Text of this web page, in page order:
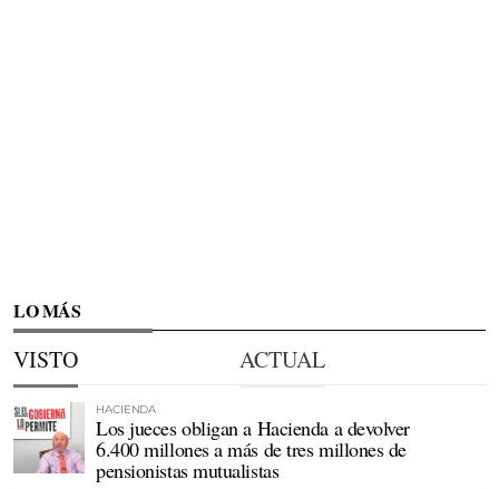
LO MÁS
VISTO ACTUAL
HACIENDA
Los jueces obligan a Hacienda a devolver
6.400 millones a más de tres millones de
pensionistas mutualistas